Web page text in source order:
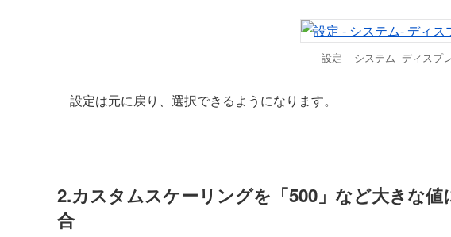
設定 – システム- ディスプ
設定は元に戻り、選択できるようになります。
2.カスタムスケーリングを「500」など大きな
合